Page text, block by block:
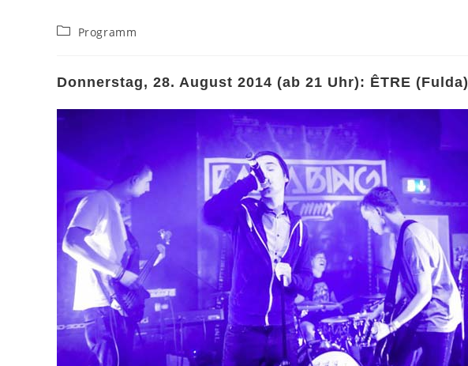
Beitrags-
Programm
Donnerstag, 28. August 2014 (ab 21 Uhr): ÊTRE (Fulda)